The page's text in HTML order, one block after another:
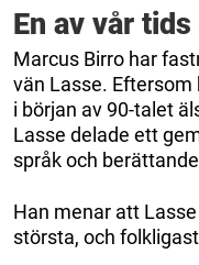
En av vår
Marcus Birro har
vän Lasse.
i början av 90-talet
Lasse delade ett
språk och
Han menar att
största, och